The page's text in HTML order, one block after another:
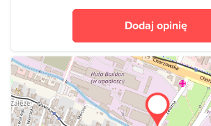
Dodaj opinię